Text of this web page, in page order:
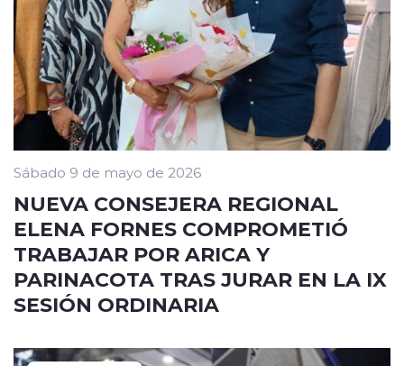
Sábado 9 de mayo de 2026
NUEVA CONSEJERA REGIONAL
ELENA FORNES COMPROMETIÓ
TRABAJAR POR ARICA Y
PARINACOTA TRAS JURAR EN LA IX
SESIÓN ORDINARIA